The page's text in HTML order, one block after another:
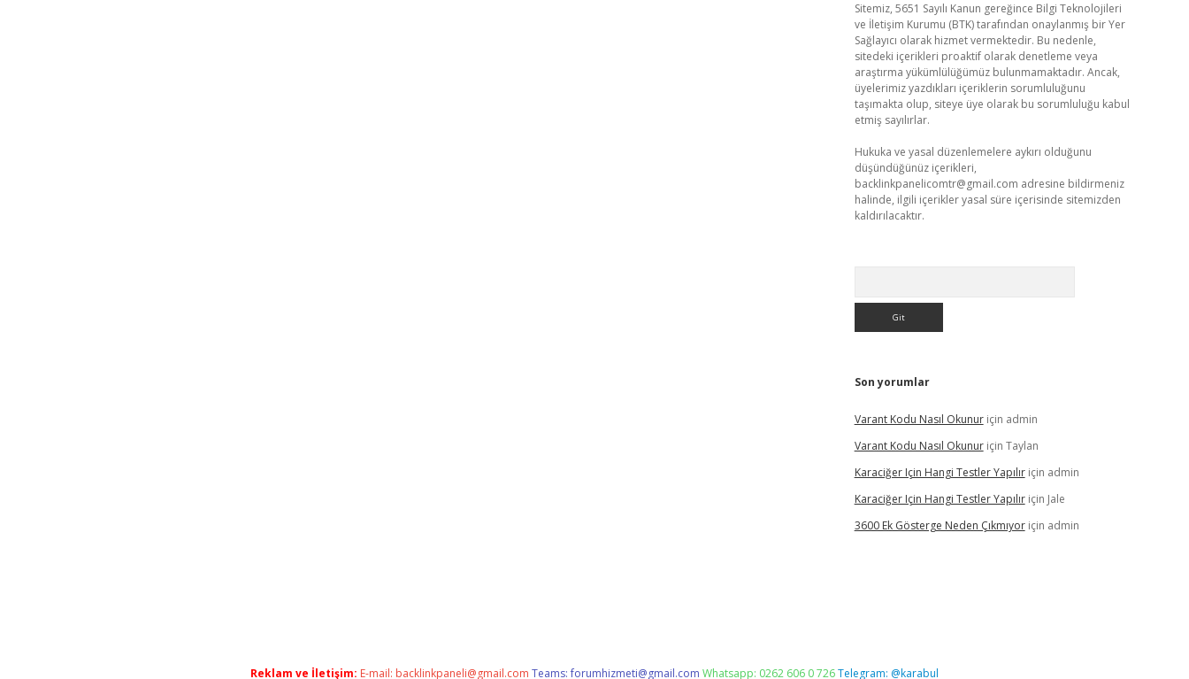
Sitemiz, 5651 Sayılı Kanun gereğince Bilgi Teknolojileri
ve İletişim Kurumu (BTK) tarafından onaylanmış bir Yer
Sağlayıcı olarak hizmet vermektedir. Bu nedenle,
sitedeki içerikleri proaktif olarak denetleme veya
araştırma yükümlülüğümüz bulunmamaktadır. Ancak,
üyelerimiz yazdıkları içeriklerin sorumluluğunu
taşımakta olup, siteye üye olarak bu sorumluluğu kabul
etmiş sayılırlar.
Hukuka ve yasal düzenlemelere aykırı olduğunu
düşündüğünüz içerikleri,
backlinkpanelicomtr@gmail.com adresine bildirmeniz
halinde, ilgili içerikler yasal süre içerisinde sitemizden
kaldırılacaktır.
Son yorumlar
Varant Kodu Nasıl Okunuriçin admin
Varant Kodu Nasıl Okunuriçin Taylan
Karaciğer Için Hangi Testler Yapılıriçin admin
Karaciğer Için Hangi Testler Yapılıriçin Jale
3600 Ek Gösterge Neden Çıkmıyoriçin admin
Reklam ve İletişim: E-mail: backlinkpaneli@gmail.com Teams:forumhizmeti@gmail.com Whatsapp: 0262 606 0 726Telegram: @karabul